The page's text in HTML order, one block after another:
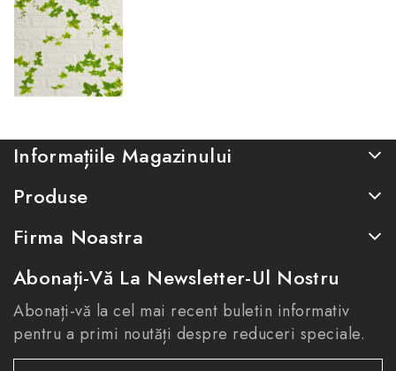
Informațiile Magazinului
Produse
Firma Noastra
Abonați-Vă La Newsletter-Ul Nostru
Abonați-vă la cel mai recent buletin informativ
pentru a primi noutăți despre reduceri speciale.